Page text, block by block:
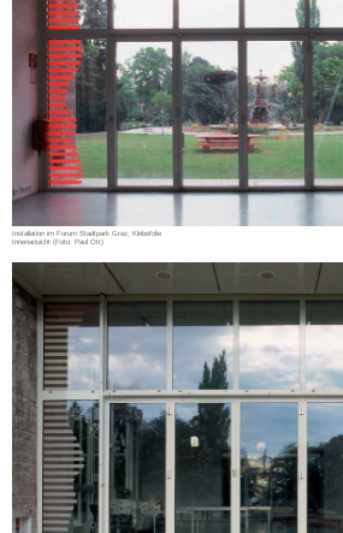
Installation im Forum Stadtpark Graz, Klebefolie
Innenansicht (Foto: Paul Ott)